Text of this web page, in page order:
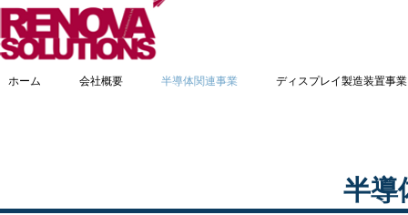
ホーム 会社概要 半導体関連事業 ディスプレイ製造装置事業
半導